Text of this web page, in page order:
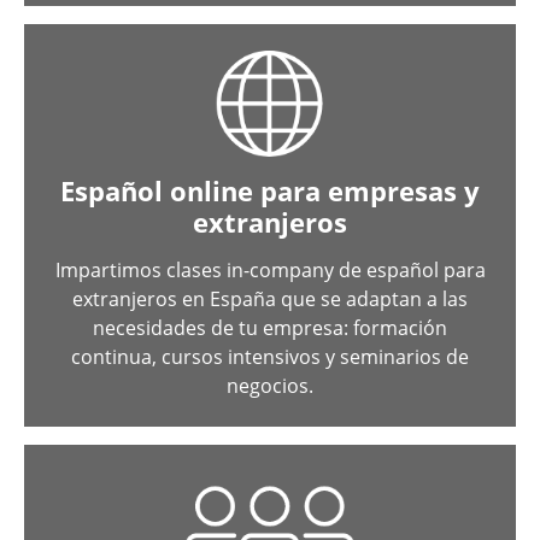
Español online para empresas y
extranjeros
Impartimos clases in-company de español para
extranjeros en España que se adaptan a las
necesidades de tu empresa: formación
continua, cursos intensivos y seminarios de
negocios.